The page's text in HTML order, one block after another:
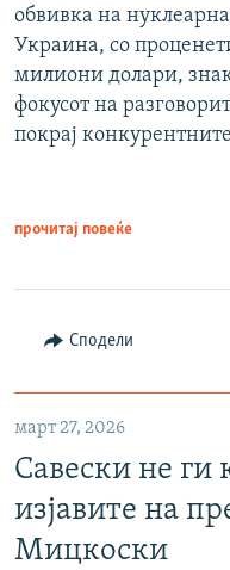
обвивка на
Украина, со
милиони долари,
фокусот на
покрај
прочитај повеќе
Сподели
март 27, 2026
Савески не ги
изјавите на
Мицкоски